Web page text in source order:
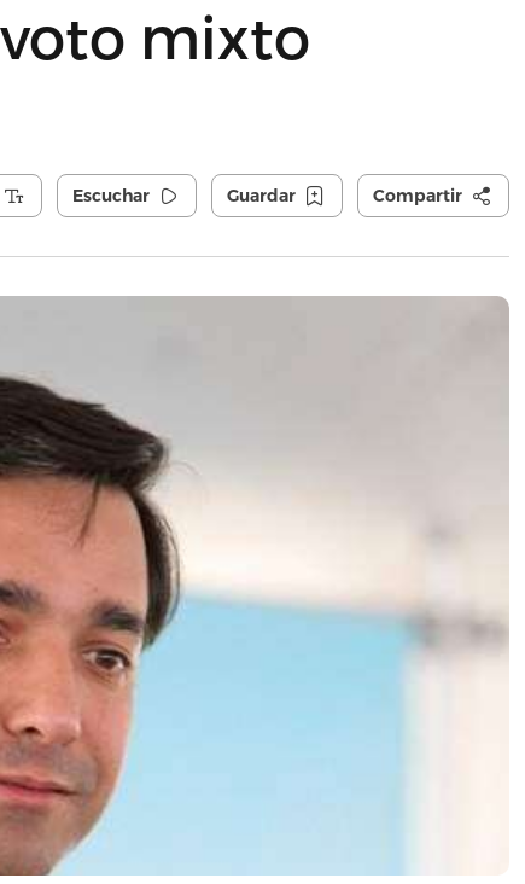
mixto
Escuchar Guardar Compartir